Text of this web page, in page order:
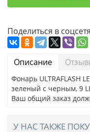
Поделиться в
Описание
Фонарь ULTRAFLASH
зеленый с черным, 9
Ваш общий заказ
У НАС ТАКЖЕ